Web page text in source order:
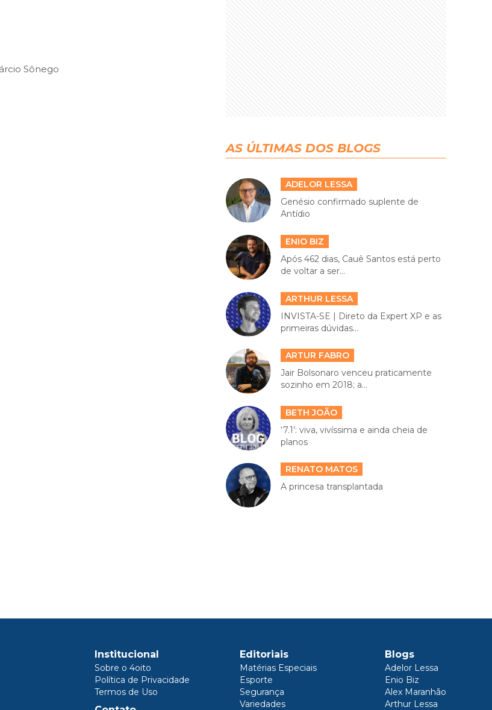
Sônego
AS ÚLTIMAS DOS BLOGS
ADELOR LESSA
Genésio confirmado suplente de
Antídio
ENIO BIZ
Após 462 dias, Cauê Santos está perto
de voltar a ser...
ARTHUR LESSA
INVISTA-SE | Direto da Expert XP e as
primeiras dúvidas...
ARTUR FABRO
Jair Bolsonaro venceu praticamente
sozinho em 2018; a...
BETH JOÃO
‘7.1’: viva, vivíssima e ainda cheia de
planos
RENATO MATOS
A princesa transplantada
Institucional
Sobre o 4oito
Política de Privacidade
Termos de Uso
Editoriais
Matérias Especiais
Esporte
Segurança
Variedades
Blogs
Adelor Lessa
Enio Biz
Alex Maranhão
Arthur Lessa